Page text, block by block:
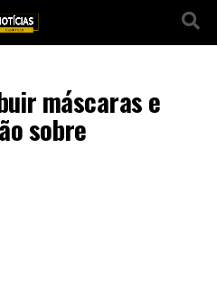
máscaras e
sobre